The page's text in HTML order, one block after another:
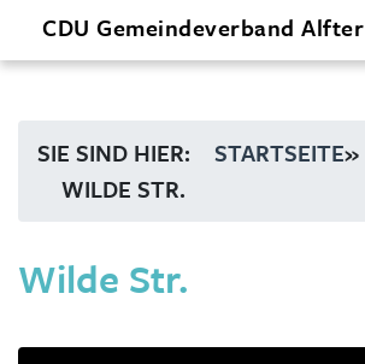
CDU Gemeindeverband Alfter
SIE SIND HIER: STARTSEITE»
WILDE STR.
Wilde Str.